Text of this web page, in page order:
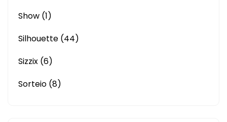
Show (1)
Silhouette (44)
Sizzix (6)
Sorteio (8)